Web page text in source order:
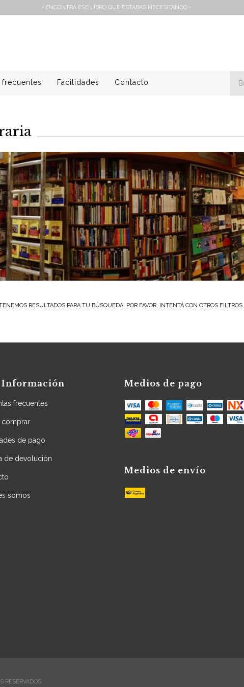
• ENCONTRÁ ESE LIBRO QUE ESTABAS NECESITANDO •
frecuentes Facilidades Contacto
RESULTADOS PARA TU BÚSQUEDA. POR FAVOR, INTENTÁ CON OTROS FILTROS.
Información
frecuentes
comprar
de pago
de devolución
somos
Medios de pago
Medios de envío
RESERVADOS.